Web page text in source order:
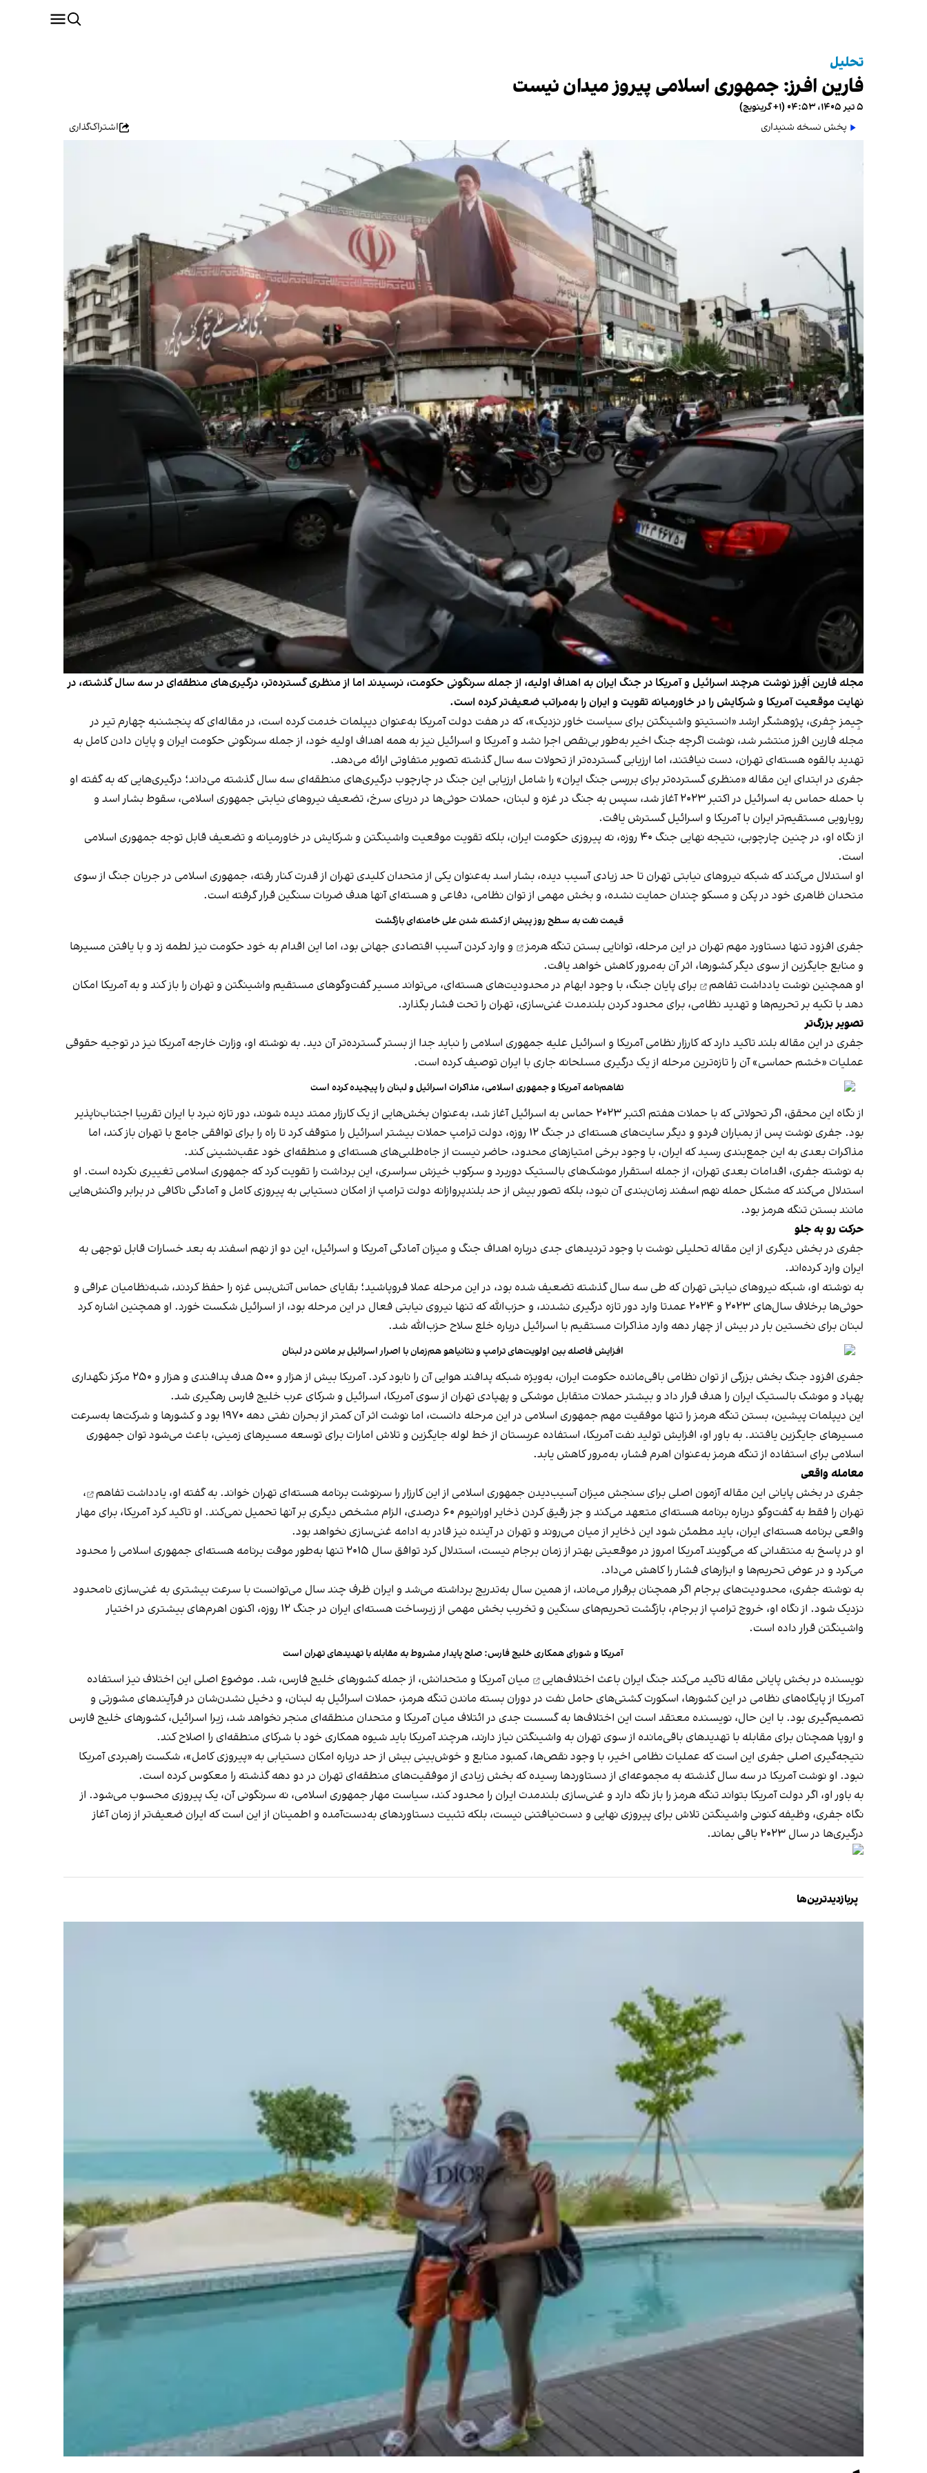
تحلیل
فارین افرز: جمهوری اسلامی پیروز میدان نیست
۵ تیر ۱۴۰۵، ۰۴:۵۳ (‎+۱ گرینویچ)
پخش نسخه شنیداری
اشتراک‌گذاری
مجله فارین اَفِرز نوشت هرچند اسرائیل و آمریکا در جنگ ایران به اهداف اولیه، از جمله سرنگونی حکومت، نرسیدند اما از منظری گسترده‌تر، درگیری‌های منطقه‌ای در سه سال گذشته، در
نهایت موقعیت آمریکا و شرکایش را در خاورمیانه تقویت و ایران را به‌مراتب ضعیف‌تر کرده است.
جِیمز جِفری، پژوهشگر ارشد «انستیتو واشینگتن برای سیاست خاور نزدیک»، که در هفت دولت آمریکا به‌عنوان دیپلمات خدمت کرده است، در مقاله‌ای که پنجشنبه چهارم تیر در
مجله فارین افرز منتشر شد، نوشت اگرچه جنگ اخیر به‌طور بی‌نقص اجرا نشد و آمریکا و اسرائیل نیز به همه اهداف اولیه خود، از جمله سرنگونی حکومت ایران و پایان دادن کامل به
تهدید بالقوه هسته‌ای تهران، دست نیافتند، اما ارزیابی گسترده‌تر از تحولات سه سال گذشته تصویر متفاوتی ارائه می‌دهد.
جفری در ابتدای این مقاله «منظری گسترده‌تر برای بررسی جنگ ایران» را شامل ارزیابی این جنگ در چارچوب درگیری‌های منطقه‌ای سه سال گذشته می‌داند؛ درگیری‌هایی که به گفته او
با حمله حماس به اسرائیل در اکتبر ۲۰۲۳ آغاز شد، سپس به جنگ در غزه و لبنان، حملات حوثی‌ها در دریای سرخ، تضعیف نیروهای نیابتی جمهوری اسلامی، سقوط بشار اسد و
رویارویی مستقیم‌تر ایران با آمریکا و اسرائیل گسترش یافت.
از نگاه او، در چنین چارچوبی، نتیجه نهایی جنگ ۴۰ روزه، نه پیروزی حکومت ایران، بلکه تقویت موقعیت واشینگتن و شرکایش در خاورمیانه و تضعیف قابل توجه جمهوری اسلامی
است.
او استدلال می‌کند که شبکه نیروهای نیابتی تهران تا حد زیادی آسیب دیده، بشار اسد به‌عنوان یکی از متحدان کلیدی تهران از قدرت کنار رفته، جمهوری اسلامی در جریان جنگ از سوی
متحدان ظاهری خود در پکن و مسکو چندان حمایت نشده، و بخش مهمی از توان نظامی، دفاعی و هسته‌ای آنها هدف ضربات سنگین قرار گرفته است.
قیمت نفت به سطح روز پیش از کشته شدن علی خامنه‌ای بازگشت
جفری افزود تنها دستاورد مهم تهران در این مرحله، توانایی بستن تنگه هرمز
و وارد کردن آسیب اقتصادی جهانی بود، اما این اقدام به خود حکومت نیز لطمه زد و با یافتن مسیرها
و منابع جایگزین از سوی دیگر کشورها، اثر آن به‌مرور کاهش خواهد یافت.
او همچنین نوشت یادداشت تفاهم
برای پایان جنگ، با وجود ابهام در محدودیت‌های هسته‌ای، می‌تواند مسیر گفت‌وگوهای مستقیم واشینگتن و تهران را باز کند و به آمریکا امکان
دهد با تکیه بر تحریم‌ها و تهدید نظامی، برای محدود کردن بلندمدت غنی‌سازی، تهران را تحت فشار بگذارد.
تصویر بزرگ‌تر
جفری در این مقاله بلند تاکید دارد که کارزار نظامی آمریکا و اسرائیل علیه جمهوری اسلامی را نباید جدا از بستر گسترده‌تر آن دید. به نوشته او، وزارت خارجه آمریکا نیز در توجیه حقوقی
عملیات «خشم حماسی» آن را تازه‌ترین مرحله از یک درگیری مسلحانه جاری با ایران توصیف کرده است.
تفاهم‌نامه آمریکا و جمهوری اسلامی، مذاکرات اسرائیل و لبنان را پیچیده کرده است
از نگاه این محقق، اگر تحولاتی که با حملات هفتم اکتبر ۲۰۲۳ حماس به اسرائیل آغاز شد، به‌عنوان بخش‌هایی از یک کارزار ممتد دیده شوند، دور تازه نبرد با ایران تقریبا اجتناب‌ناپذیر
بود. جفری نوشت پس از بمباران فردو و دیگر سایت‌های هسته‌ای در جنگ ۱۲ روزه، دولت ترامپ حملات بیشتر اسرائیل را متوقف کرد تا راه را برای توافقی جامع با تهران باز کند، اما
مذاکرات بعدی به این جمع‌بندی رسید که ایران، با وجود برخی امتیازهای محدود، حاضر نیست از جاه‌طلبی‌های هسته‌ای و منطقه‌ای خود عقب‌نشینی کند.
به نوشته جفری، اقدامات بعدی تهران، از جمله استقرار موشک‌های بالستیک دوربرد و سرکوب خیزش سراسری، این برداشت را تقویت کرد که جمهوری اسلامی تغییری نکرده است. او
استدلال می‌کند که مشکل حمله نهم اسفند زمان‌بندی آن نبود، بلکه تصور بیش از حد بلندپروازانه دولت ترامپ از امکان دستیابی به پیروزی کامل و آمادگی ناکافی در برابر واکنش‌هایی
مانند بستن تنگه هرمز بود.
حرکت رو به جلو
جفری در بخش دیگری از این مقاله تحلیلی نوشت با وجود تردیدهای جدی درباره اهداف جنگ و میزان آمادگی آمریکا و اسرائیل، این دو از نهم اسفند به بعد خسارات قابل توجهی به
ایران وارد کرده‌اند.
به نوشته او، شبکه نیروهای نیابتی تهران که طی سه سال گذشته تضعیف شده بود، در این مرحله عملا فروپاشید؛ بقایای حماس آتش‌بس غزه را حفظ کردند، شبه‌نظامیان عراقی و
حوثی‌ها برخلاف سال‌های ۲۰۲۳ و ۲۰۲۴ عمدتا وارد دور تازه درگیری نشدند، و حزب‌الله که تنها نیروی نیابتی فعال در این مرحله بود، از اسرائیل شکست خورد. او همچنین اشاره کرد
لبنان برای نخستین بار در بیش از چهار دهه وارد مذاکرات مستقیم با اسرائیل درباره خلع سلاح حزب‌الله شد.
افزایش فاصله بین اولویت‌های ترامپ و نتانیاهو هم‌زمان با اصرار اسرائیل بر ماندن در لبنان
جفری افزود جنگ بخش بزرگی از توان نظامی باقی‌مانده حکومت ایران، به‌ویژه شبکه پدافند هوایی آن را نابود کرد. آمریکا بیش از هزار و ۵۰۰ هدف پدافندی و هزار و ۲۵۰ مرکز نگهداری
پهپاد و موشک بالستیک ایران را هدف قرار داد و بیشتر حملات متقابل موشکی و پهپادی تهران از سوی آمریکا، اسرائیل و شرکای عرب خلیج فارس رهگیری شد.
این دیپلمات پیشین، بستن تنگه هرمز را تنها موفقیت مهم جمهوری اسلامی در این مرحله دانست، اما نوشت اثر آن کمتر از بحران نفتی دهه ۱۹۷۰ بود و کشورها و شرکت‌ها به‌سرعت
مسیرهای جایگزین یافتند. به باور او، افزایش تولید نفت آمریکا، استفاده عربستان از خط لوله جایگزین و تلاش امارات برای توسعه مسیرهای زمینی، باعث می‌شود توان جمهوری
اسلامی برای استفاده از تنگه هرمز به‌عنوان اهرم فشار، به‌مرور کاهش یابد.
معامله واقعی
جفری در بخش پایانی این مقاله آزمون اصلی برای سنجش میزان آسیب‌دیدن جمهوری اسلامی از این کارزار را سرنوشت برنامه هسته‌ای تهران خواند. به گفته او، یادداشت تفاهم
،
تهران را فقط به گفت‌وگو درباره برنامه هسته‌ای متعهد می‌کند و جز رقیق کردن ذخایر اورانیوم ۶۰ درصدی، الزام مشخص دیگری بر آنها تحمیل نمی‌کند. او تاکید کرد آمریکا، برای مهار
واقعی برنامه هسته‌ای ایران، باید مطمئن شود این ذخایر از میان می‌روند و تهران در آینده نیز قادر به ادامه غنی‌سازی نخواهد بود.
او در پاسخ به منتقدانی که می‌گویند آمریکا امروز در موقعیتی بهتر از زمان برجام نیست، استدلال کرد توافق سال ۲۰۱۵ تنها به‌طور موقت برنامه هسته‌ای جمهوری اسلامی را محدود
می‌کرد و در عوض تحریم‌ها و ابزارهای فشار را کاهش می‌داد.
به نوشته جفری، محدودیت‌های برجام اگر همچنان برقرار می‌ماند، از همین سال به‌تدریج برداشته می‌شد و ایران ظرف چند سال می‌توانست با سرعت بیشتری به غنی‌سازی نامحدود
نزدیک شود. از نگاه او، خروج ترامپ از برجام، بازگشت تحریم‌های سنگین و تخریب بخش مهمی از زیرساخت هسته‌ای ایران در جنگ ۱۲ روزه، اکنون اهرم‌های بیشتری در اختیار
واشینگتن قرار داده است.
آمریکا و شورای همکاری خلیج فارس: صلح پایدار مشروط به مقابله با تهدیدهای تهران است
نویسنده در بخش پایانی مقاله تاکید می‌کند جنگ ایران باعث اختلاف‌هایی
میان آمریکا و متحدانش، از جمله کشورهای خلیج فارس، شد. موضوع اصلی این اختلاف نیز استفاده
آمریکا از پایگاه‌های نظامی در این کشورها، اسکورت کشتی‌های حامل نفت در دوران بسته ماندن تنگه هرمز، حملات اسرائیل به لبنان، و دخیل نشدن‌شان در فرآیندهای مشورتی و
تصمیم‌گیری بود. با این حال، نویسنده معتقد است این اختلاف‌ها به گسست جدی در ائتلاف‌ میان آمریکا و متحدان منطقه‌ای منجر نخواهد شد، زیرا اسرائیل، کشورهای خلیج فارس
و اروپا همچنان برای مقابله با تهدیدهای باقی‌مانده از سوی تهران به واشینگتن نیاز دارند، هرچند آمریکا باید شیوه همکاری خود با شرکای منطقه‌ای را اصلاح کند.
نتیجه‌گیری اصلی جفری این است که عملیات نظامی اخیر، با وجود نقص‌ها، کمبود منابع و خوش‌بینی بیش از حد درباره امکان دستیابی به «پیروزی کامل»، شکست راهبردی آمریکا
نبود. او نوشت آمریکا در سه سال گذشته به مجموعه‌ای از دستاوردها رسیده که بخش زیادی از موفقیت‌های منطقه‌ای تهران در دو دهه گذشته را معکوس کرده است.
به باور او، اگر دولت آمریکا بتواند تنگه هرمز را باز نگه دارد و غنی‌سازی بلندمدت ایران را محدود کند، سیاست مهار جمهوری اسلامی، نه سرنگونی آن، یک پیروزی محسوب می‌شود. از
نگاه جفری، وظیفه کنونی واشینگتن تلاش برای پیروزی نهایی و دست‌نیافتنی نیست، بلکه تثبیت دستاوردهای به‌دست‌آمده و اطمینان از این است که ایران ضعیف‌تر از زمان آغاز
درگیری‌ها در سال ۲۰۲۳ باقی بماند.
پربازدیدترین‌ها